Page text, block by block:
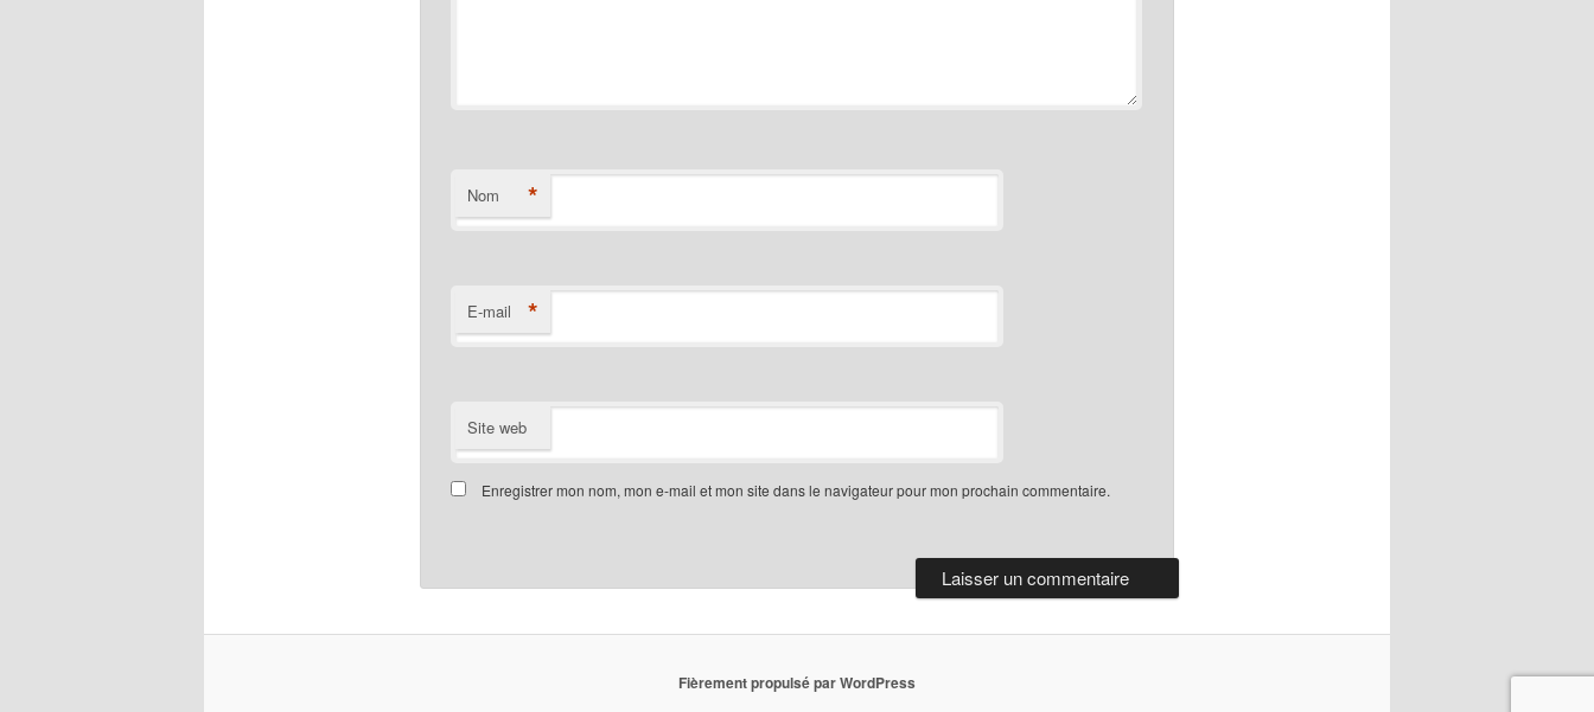
Nom *
E-mail *
Site web
Enregistrer mon nom, mon e-mail et mon site dans le navigateur pour mon prochain commentaire.
Fièrement propulsé par WordPress